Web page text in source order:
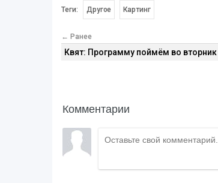
Теги: Другое Картинг
← Ранее
Квят: Программу поймём во вторник
Комментарии